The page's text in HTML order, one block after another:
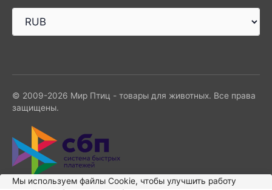
© 2009-2026 Мир Птиц - товары для животных. Все права
защищены.
Мы используем файлы Сookie, чтобы улучшить работу